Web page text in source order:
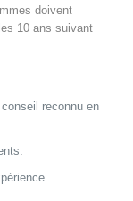
doivent
10 ans suivant
reconnu en